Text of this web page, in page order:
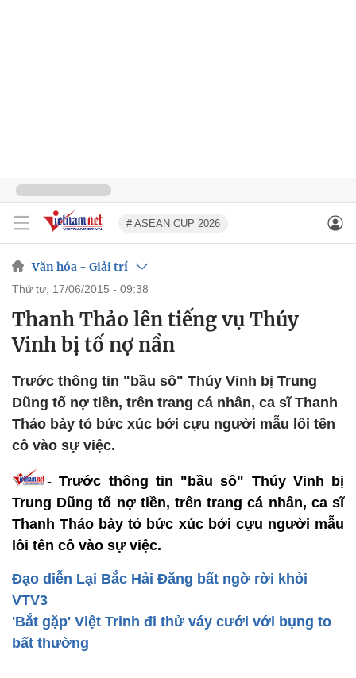
# ASEAN CUP 2026
Văn hóa - Giải trí
thứ tư, 17/06/2015 - 09:38
Thanh Thảo lên tiếng vụ Thúy
Vinh bị tố nợ nần
Trước thông tin "bầu sô" Thúy Vinh bị Trung
Dũng tố nợ tiền, trên trang cá nhân, ca sĩ Thanh
Thảo bày tỏ bức xúc bởi cựu người mẫu lôi tên
cô vào sự việc.
-Trước thông tin "bầu sô" Thúy Vinh bị
Trung Dũng tố nợ tiền, trên trang cá nhân, ca sĩ
Thanh Thảo bày tỏ bức xúc bởi cựu người mẫu
lôi tên cô vào sự việc.
Đạo diễn Lại Bắc Hải Đăng bất ngờ rời khỏi
VTV3
'Bắt gặp' Việt Trinh đi thử váy cưới với bụng to
bất thường